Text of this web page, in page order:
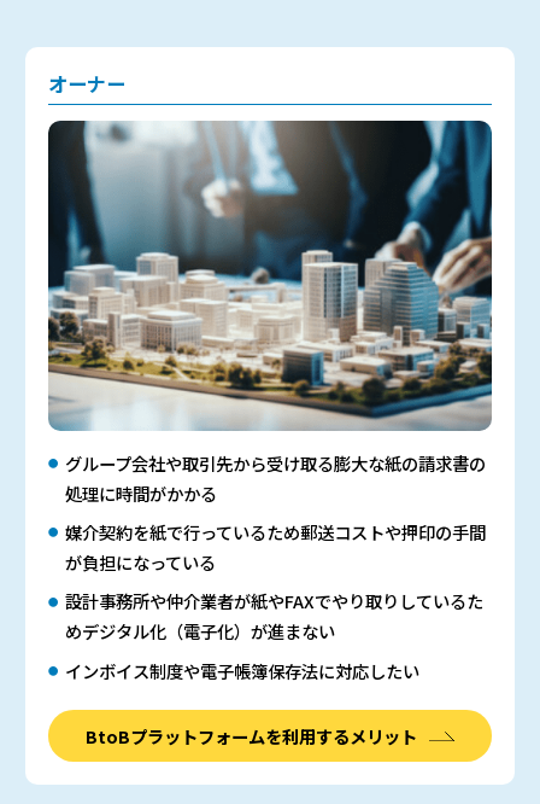
オーナー
グループ会社や取引先から受け取る膨大な紙の請求書の
処理に時間がかかる
媒介契約を紙で行っているため郵送コストや押印の手間
が負担になっている
設計事務所や仲介業者が紙やFAXでやり取りしているた
めデジタル化（電子化）が進まない
インボイス制度や電子帳簿保存法に対応したい
BtoBプラットフォームを利用するメリット